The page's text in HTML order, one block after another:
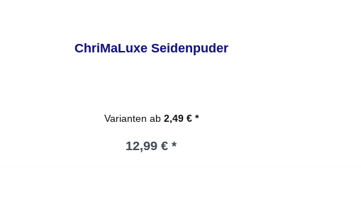
ChriMaLuxe Seidenpuder
Varianten ab2,49 € *
Regulärer Preis:
12,99 € *